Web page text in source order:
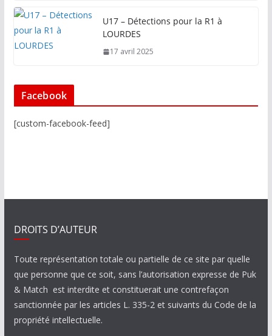
U17 – Détections pour la R1 à
LOURDES
17 avril 2025
Facebook
[custom-facebook-feed]
DROITS D’AUTEUR
Toute représentation totale ou partielle de ce site par quelle
que personne que ce soit, sans l’autorisation expresse de Puk
& Match est interdite et constituerait une contrefaçon
sanctionnée par les articles L. 335-2 et suivants du Code de la
propriété intellectuelle.